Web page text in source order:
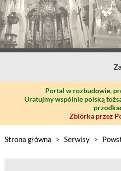
Portal w rozbudowie,
Uratujmy wspólnie polską
Zbiórka przez
Strona główna > Serwisy >